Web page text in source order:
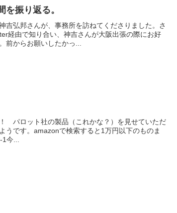
振り返る。
吉弘邦さんが、事務所を訪ねてくださりました。さ
経由で知り合い、神吉さんが大阪出張の際にお好
前からお願いしたかっ...
パロット社の製品（これかな？）を見せていただ
うです。amazonで検索すると1万円以下のものま
今...